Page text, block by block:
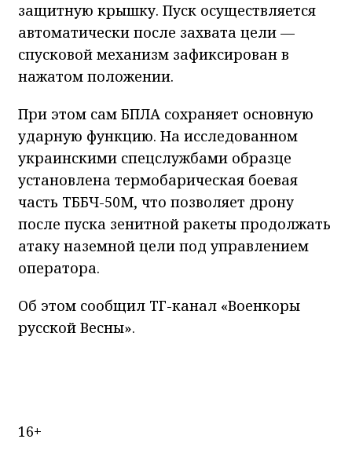
защитную крышку. Пуск осуществляется
автоматически после захвата цели —
спусковой механизм зафиксирован в
нажатом положении.
При этом сам БПЛА сохраняет основную
ударную функцию. На исследованном
украинскими спецслужбами образце
установлена термобарическая боевая
часть ТББЧ-50М, что позволяет дрону
после пуска зенитной ракеты продолжать
атаку наземной цели под управлением
оператора.
Об этом сообщил ТГ-канал «Военкоры
русской Весны».
16+